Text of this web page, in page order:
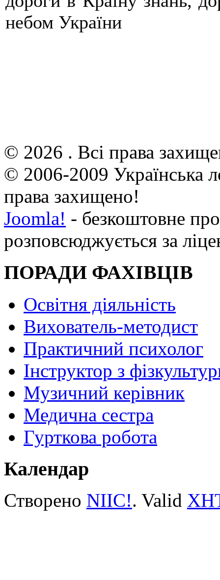
небом України
© 2026 . Всі права
© 2006-2009 Українська
права захищено!
Joomla! - безкоштовне
розповсюджується за
ПОРАДИ ФАХІВЦІВ
Освітня діяльність
Вихователь-методист
Практичний психолог
Інструктор з
Музичний керівник
Медична сестра
Гурткова робота
Календар
Створено NIIC!. Valid